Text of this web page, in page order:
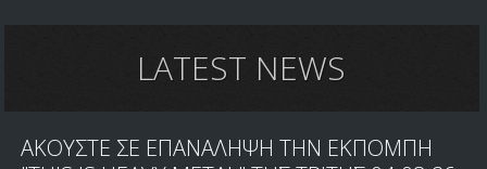
RealmLATEST NEWS
ΑΚΟΥΣΤΕ ΣΕ ΕΠΑΝΑΛΗΨΗ ΤΗΝ ΕΚΠΟΜΠΗ